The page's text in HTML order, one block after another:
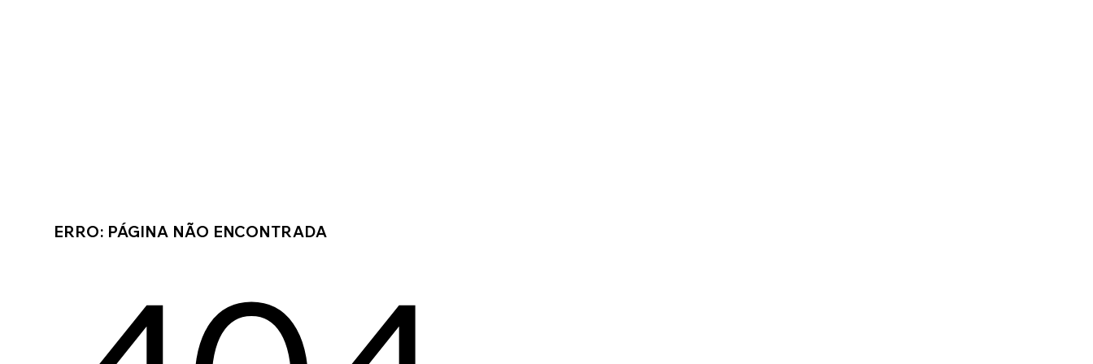
ERRO: PÁGINA NÃO ENCONTRADA